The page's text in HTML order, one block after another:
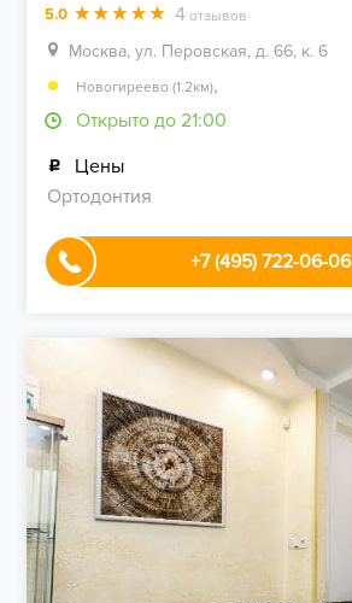
5.0 4 отзывов
Москва, ул. Перовская, д. 66, к. 6
Новогиреево (1.2км),
Открыто до 21:00
Цены
Ортодонтия
+7 (495) 722-06-06